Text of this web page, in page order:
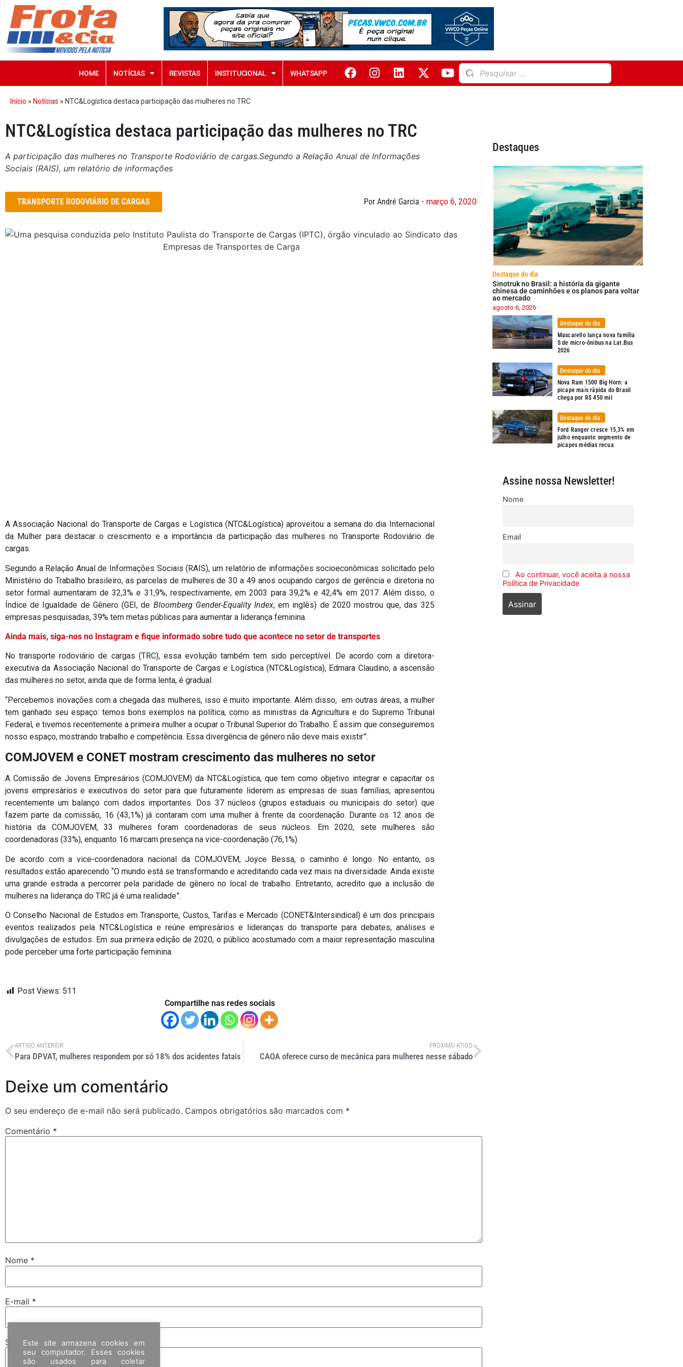
HOME NOTÍCIAS REVISTAS INSTITUCIONAL WHATSAPP
Início » Notícias » NTC&Logística destaca participação das mulheres no TRC
NTC&Logística destaca participação das mulheres no TRC
A participação das mulheres no Transporte Rodoviário de cargas.Segundo a Relação Anual de Informações
Sociais (RAIS), um relatório de informações
TRANSPORTE RODOVIÁRIO DE CARGAS Por André Garcia - março 6, 2020
A Associação Nacional do Transporte de Cargas e Logística (NTC&Logística) aproveitou a semana do dia Internacional
da Mulher para destacar o crescimento e a importância da participação das mulheres no Transporte Rodoviário de
cargas.
Segundo a Relação Anual de Informações Sociais (RAIS), um relatório de informações socioeconômicas solicitado pelo
Ministério do Trabalho brasileiro, as parcelas de mulheres de 30 a 49 anos ocupando cargos de gerência e diretoria no
setor formal aumentaram de 32,3% e 31,9%, respectivamente, em 2003 para 39,2% e 42,4% em 2017. Além disso, o
Índice de Igualdade de Gênero (GEI, de Bloomberg Gender-Equality Index, em inglês) de 2020 mostrou que, das 325
empresas pesquisadas, 39% tem metas públicas para aumentar a liderança feminina.
Ainda mais, siga-nos no Instagram e fique informado sobre tudo que acontece no setor de transportes
No transporte rodoviário de cargas (TRC), essa evolução também tem sido perceptível. De acordo com a diretora-
executiva da Associação Nacional do Transporte de Cargas e Logística (NTC&Logística), Edmara Claudino, a ascensão
das mulheres no setor, ainda que de forma lenta, é gradual.
“Percebemos inovações com a chegada das mulheres, isso é muito importante. Além disso, em outras áreas, a mulher
tem ganhado seu espaço: temos bons exemplos na política, como as ministras da Agricultura e do Supremo Tribunal
Federal, e tivemos recentemente a primeira mulher a ocupar o Tribunal Superior do Trabalho. É assim que conseguiremos
nosso espaço, mostrando trabalho e competência. Essa divergência de gênero não deve mais existir”.
COMJOVEM e CONET mostram crescimento das mulheres no setor
A Comissão de Jovens Empresários (COMJOVEM) da NTC&Logística, que tem como objetivo integrar e capacitar os
jovens empresários e executivos do setor para que futuramente liderem as empresas de suas famílias, apresentou
recentemente um balanço com dados importantes. Dos 37 núcleos (grupos estaduais ou municipais do setor) que
fazem parte da comissão, 16 (43,1%) já contaram com uma mulher à frente da coordenação. Durante os 12 anos de
história da COMJOVEM, 33 mulheres foram coordenadoras de seus núcleos. Em 2020, sete mulheres são
coordenadoras (33%), enquanto 16 marcam presença na vice-coordenação (76,1%).
De acordo com a vice-coordenadora nacional da COMJOVEM, Joyce Bessa, o caminho é longo. No entanto, os
resultados estão aparecendo “O mundo está se transformando e acreditando cada vez mais na diversidade. Ainda existe
uma grande estrada a percorrer pela paridade de gênero no local de trabalho. Entretanto, acredito que a inclusão de
mulheres na liderança do TRC já é uma realidade”.
O Conselho Nacional de Estudos em Transporte, Custos, Tarifas e Mercado (CONET&Intersindical) é um dos principais
eventos realizados pela NTC&Logística e reúne empresários e lideranças do transporte para debates, análises e
divulgações de estudos. Em sua primeira edição de 2020, o público acostumado com a maior representação masculina
pode perceber uma forte participação feminina.
Post Views: 511
Compartilhe nas redes sociais
ARTIGO ANTERIOR
Para DPVAT, mulheres respondem por só 18% dos acidentes fatais
PRÓXIMO ATIGO
CAOA oferece curso de mecânica para mulheres nesse sábado
Deixe um comentário
O seu endereço de e-mail não será publicado. Campos obrigatórios são marcados com *
Comentário *
Nome *
E-mail *
Site
Destaques
Destaque do dia
Sinotruk no Brasil: a história da gigante
chinesa de caminhões e os planos para voltar
ao mercado
agosto 6, 2026
Destaque do dia
Mascarello lança nova família
S de micro-ônibus na Lat.Bus
2026
Destaque do dia
Nova Ram 1500 Big Horn: a
picape mais rápida do Brasil
chega por R$ 450 mil
Destaque do dia
Ford Ranger cresce 15,3% em
julho enquanto segmento de
picapes médias recua
Assine nossa Newsletter!
Nome
Email
Ao continuar, você aceita a nossa
Política de Privacidade
Este site armazena cookies em
seu computador. Esses cookies
são usados para coletar